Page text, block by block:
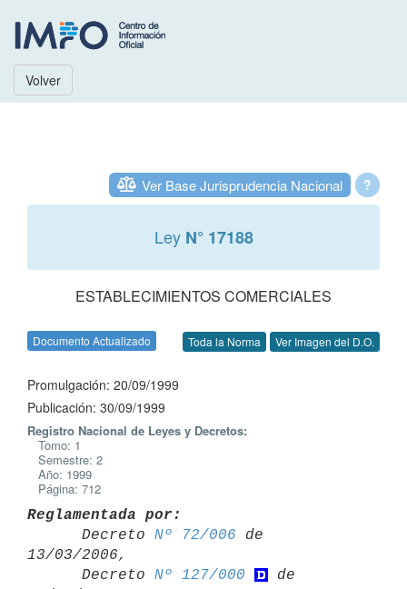
Volver
?
Ver Base Jurisprudencia Nacional
Ley N° 17188
ESTABLECIMIENTOS COMERCIALES
Documento Actualizado Toda la Norma Ver Imagen del D.O.
Promulgación: 20/09/1999
Publicación: 30/09/1999
Registro Nacional de Leyes y Decretos:
Tomo: 1
Semestre: 2
Año: 1999
Página: 712
Reglamentada por:
Decreto Nº 72/006 de
13/03/2006,
      Decreto
Nº 127/000
de